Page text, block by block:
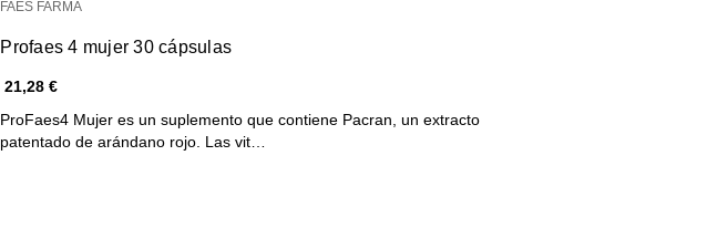
FAES FARMA
Profaes 4 mujer 30 cápsulas
21,28 €
ProFaes4 Mujer es un suplemento que contiene Pacran, un extracto
patentado de arándano rojo. Las vit…